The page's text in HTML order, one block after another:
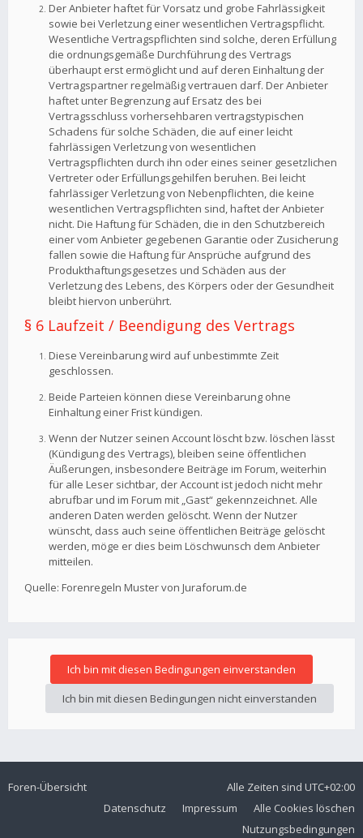
Der Anbieter haftet für Vorsatz und grobe Fahrlässigkeit
sowie bei Verletzung einer wesentlichen Vertragspflicht.
Wesentliche Vertragspflichten sind solche, deren Erfüllung
die ordnungsgemäße Durchführung des Vertrags
überhaupt erst ermöglicht und auf deren Einhaltung der
Vertragspartner regelmäßig vertrauen darf. Der Anbieter
haftet unter Begrenzung auf Ersatz des bei
Vertragsschluss vorhersehbaren vertragstypischen
Schadens für solche Schäden, die auf einer leicht
fahrlässigen Verletzung von wesentlichen
Vertragspflichten durch ihn oder eines seiner gesetzlichen
Vertreter oder Erfüllungsgehilfen beruhen. Bei leicht
fahrlässiger Verletzung von Nebenpflichten, die keine
wesentlichen Vertragspflichten sind, haftet der Anbieter
nicht. Die Haftung für Schäden, die in den Schutzbereich
einer vom Anbieter gegebenen Garantie oder Zusicherung
fallen sowie die Haftung für Ansprüche aufgrund des
Produkthaftungsgesetzes und Schäden aus der
Verletzung des Lebens, des Körpers oder der Gesundheit
bleibt hiervon unberührt.
§ 6 Laufzeit / Beendigung des Vertrags
Diese Vereinbarung wird auf unbestimmte Zeit
geschlossen.
Beide Parteien können diese Vereinbarung ohne
Einhaltung einer Frist kündigen.
Wenn der Nutzer seinen Account löscht bzw. löschen lässt
(Kündigung des Vertrags), bleiben seine öffentlichen
Äußerungen, insbesondere Beiträge im Forum, weiterhin
für alle Leser sichtbar, der Account ist jedoch nicht mehr
abrufbar und im Forum mit „Gast“ gekennzeichnet. Alle
anderen Daten werden gelöscht. Wenn der Nutzer
wünscht, dass auch seine öffentlichen Beiträge gelöscht
werden, möge er dies beim Löschwunsch dem Anbieter
mitteilen.
Quelle: Forenregeln Muster von Juraforum.de
Foren-Übersicht Alle Zeiten sind UTC+02:00
Alle Cookies löschen
Impressum
Datenschutz
Nutzungsbedingungen